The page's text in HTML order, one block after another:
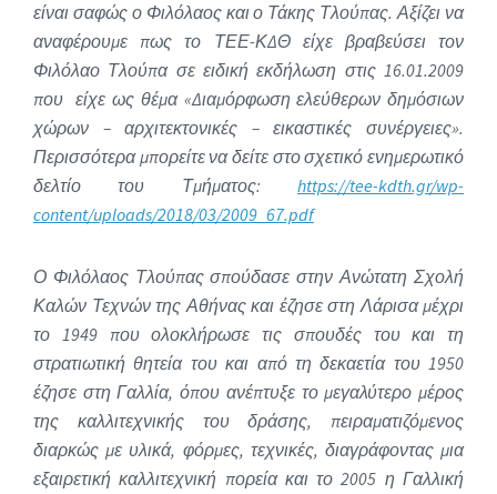
είναι σαφώς ο Φιλόλαος και ο Τάκης Τλούπας. Αξίζει να
αναφέρουμε πως το ΤΕΕ-ΚΔΘ είχε βραβεύσει τον
Φιλόλαο Τλούπα σε ειδική εκδήλωση στις 16.01.2009
που είχε ως θέμα «Διαμόρφωση ελεύθερων δημόσιων
χώρων – αρχιτεκτονικές – εικαστικές συνέργειες».
Περισσότερα μπορείτε να δείτε στο σχετικό ενημερωτικό
δελτίο του Τμήματος: https://tee-kdth.gr/wp-
content/uploads/2018/03/2009_67.pdf
Ο Φιλόλαος Τλούπας σπούδασε στην Ανώτατη Σχολή
Καλών Τεχνών της Αθήνας και έζησε στη Λάρισα μέχρι
το 1949 που ολοκλήρωσε τις σπουδές του και τη
στρατιωτική θητεία του και από τη δεκαετία του 1950
έζησε στη Γαλλία, όπου ανέπτυξε το μεγαλύτερο μέρος
της καλλιτεχνικής του δράσης, πειραματιζόμενος
διαρκώς με υλικά, φόρμες, τεχνικές, διαγράφοντας μια
εξαιρετική καλλιτεχνική πορεία και το 2005 η Γαλλική